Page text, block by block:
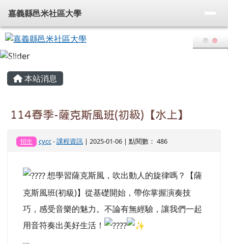
嘉義縣邑米社區大學
導覽列
嘉義縣邑米社區大學
主內容區域
本站消息
114春季-薩克斯風班(初級)【水上】
招生 cycc-課程資訊| 2025-01-06 | 點閱數： 486
想學習薩克斯風，吹出動人的旋律嗎？【薩
克斯風班(初級)】從基礎開始，帶你掌握演奏技
巧，感受音樂的魅力。不論有無經驗，讓我們一起
用音符奏出美好生活！
頁尾區域